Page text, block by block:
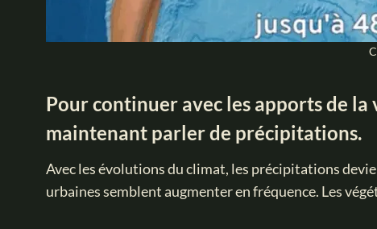
Pour continuer avec les apports de
maintenant parler de précipitations.
Avec les évolutions du climat, les précipitations
urbaines semblent augmenter en fréquence. Les